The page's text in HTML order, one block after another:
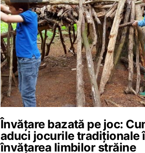
Învățare bazată pe joc:
aduci jocurile tradiționale
învățarea limbilor străine